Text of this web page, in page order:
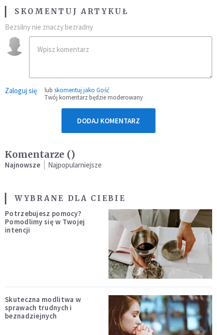
SKOMENTUJ ARTYKUŁ
Bezsilny nie znaczy bezradny
Zaloguj się lub skomentuj jako Gość
Twój komentarz będzie moderowany
DODAJ KOMENTARZ
Komentarze ()
Najnowsze Najpopularniejsze
WYBRANE DLA CIEBIE
Potrzebujesz pomocy?
Pomodlimy się w Twojej
intencji
Skuteczna modlitwa w
sprawach trudnych i
beznadziejnych